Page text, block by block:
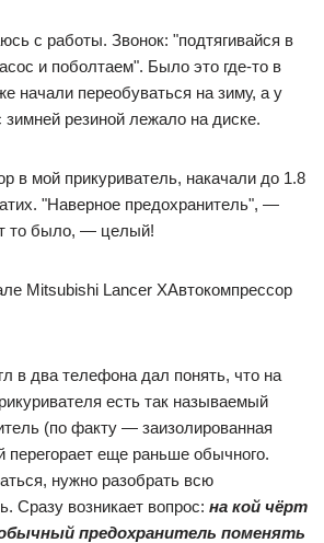
с работы. Звонок: "подтягивайся в
и поболтаем". Было это где-то в
начали переобуваться на зиму, а у
зимней резиной лежало на диске.
в мой прикуриватель, накачали до 1.8
"Наверное предохранитель", —
то было, — целый!
Автокомпрессор
в два телефона дал понять, что на
есть так называемый
(по факту — заизолированная
перегорает еще раньше обычного.
нужно разобрать всю
Сразу возникает вопрос: на кой чёрт
предохранитель поменять